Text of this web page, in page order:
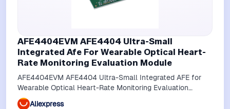
AFE4404EVM AFE4404 Ultra-Small
Integrated Afe For Wearable Optical Heart-
Rate Monitoring Evaluation Module
AFE4404EVM AFE4404 Ultra-Small Integrated AFE for
Wearable Optical Heart-Rate Monitoring Evaluation
Module
Aliexpress